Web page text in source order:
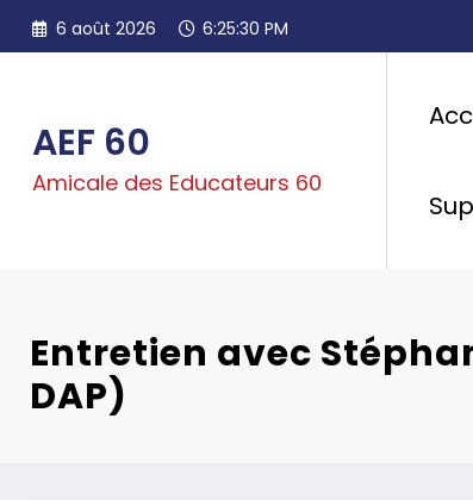
Aller
6 août 2026 6:25:32 PM
AEF 60
Amicale des Educateurs 60
Entretien avec
DAP)